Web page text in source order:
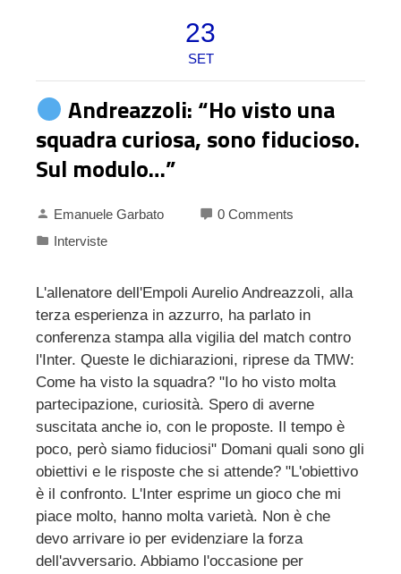
23
SET
Andreazzoli: “Ho visto una
squadra curiosa, sono fiducioso.
Sul modulo…”
Emanuele Garbato
0 Comments
Interviste
L'allenatore dell'Empoli Aurelio Andreazzoli, alla
terza esperienza in azzurro, ha parlato in
conferenza stampa alla vigilia del match contro
l'Inter. Queste le dichiarazioni, riprese da TMW:
Come ha visto la squadra? "Io ho visto molta
partecipazione, curiosità. Spero di averne
suscitata anche io, con le proposte. Il tempo è
poco, però siamo fiduciosi" Domani quali sono gli
obiettivi e le risposte che si attende? "L'obiettivo
è il confronto. L'Inter esprime un gioco che mi
piace molto, hanno molta varietà. Non è che
devo arrivare io per evidenziare la forza
dell'avversario. Abbiamo l'occasione per